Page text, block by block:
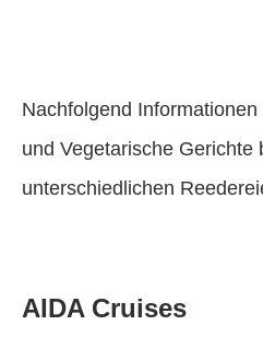
Nachfolgend
und Vegetarische Gerichte
unterschiedlichen
AIDA Cruises